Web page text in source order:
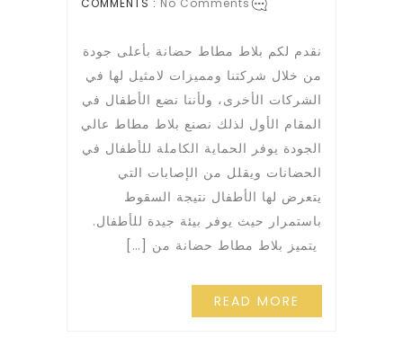
COMMENTS : No Comments
نقدم لكم بلاط مطاط حضانة بأعلى جودة
من خلال شركتنا ومميزات لامثيل لها في
الشركات الأخرى، ولأننا نضع الأطفال في
المقام الأول لذلك نصنع بلاط مطاط عالي
الجودة يوفر الحماية الكاملة للأطفال في
الحضانات ويقلل من الإصابات التي
يتعرض لها الأطفال نتيجة السقوط
باستمرار حيث يوفر بيئة جيدة للأطفال.
يتميز بلاط مطاط حضانة من […]
READ MORE